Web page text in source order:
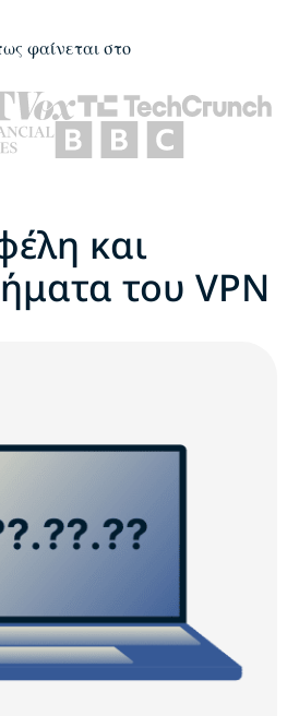
φαίνεται στο
και
του VPN